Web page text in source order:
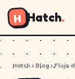
H Hatch.
Hatch › Blog › Flujo